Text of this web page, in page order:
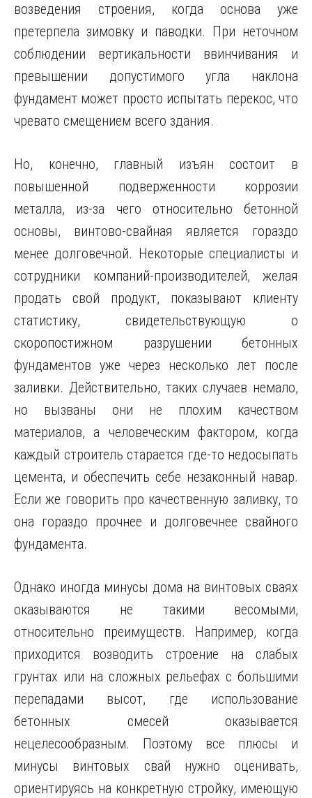
возведения строения, когда основа уже
претерпела зимовку и паводки. При неточном
соблюдении вертикальности ввинчивания и
превышении допустимого угла наклона
фундамент может просто испытать перекос, что
чревато смещением всего здания.
Но, конечно, главный изъян состоит в
повышенной подверженности коррозии
металла, из-за чего относительно бетонной
основы, винтово-свайная является гораздо
менее долговечной. Некоторые специалисты и
сотрудники компаний-производителей, желая
продать свой продукт, показывают клиенту
статистику, свидетельствующую о
скоропостижном разрушении бетонных
фундаментов уже через несколько лет после
заливки. Действительно, таких случаев немало,
но вызваны они не плохим качеством
материалов, а человеческим фактором, когда
каждый строитель старается где-то недосыпать
цемента, и обеспечить себе незаконный навар.
Если же говорить про качественную заливку, то
она гораздо прочнее и долговечнее свайного
фундамента.
Однако иногда минусы дома на винтовых сваях
оказываются не такими весомыми,
относительно преимуществ. Например, когда
приходится возводить строение на слабых
грунтах или на сложных рельефах с большими
перепадами высот, где использование
бетонных смесей оказывается
нецелесообразным. Поэтому все плюсы и
минусы винтовых свай нужно оценивать,
ориентируясь на конкретную стройку, имеющую